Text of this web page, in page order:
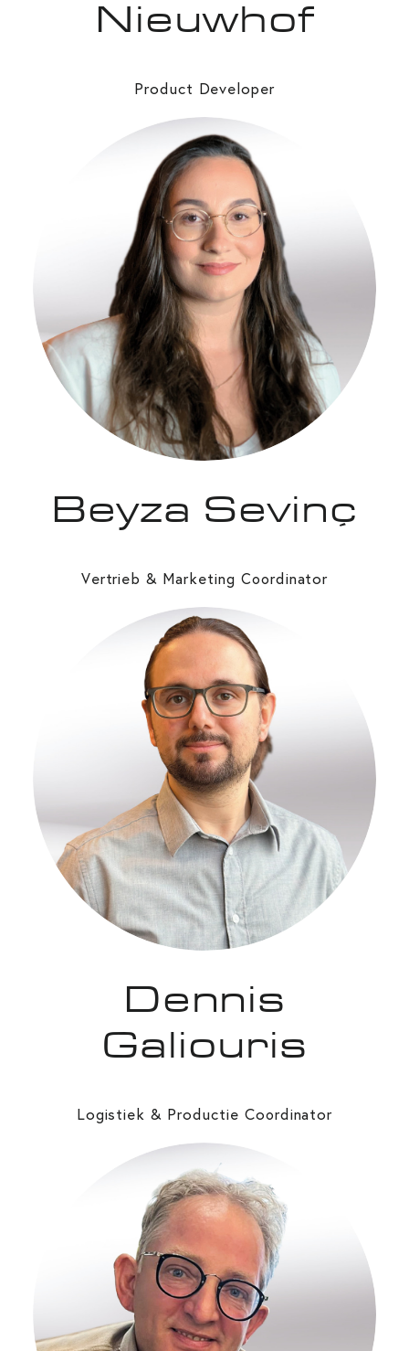
Nieuwhof
Product Developer
Beyza Sevinç
Vertrieb & Marketing Coordinator
Dennis
Galiouris
Logistiek & Productie Coordinator